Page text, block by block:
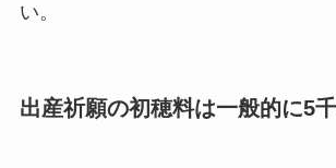
い。
出産祈願の初穂料は一般的に5